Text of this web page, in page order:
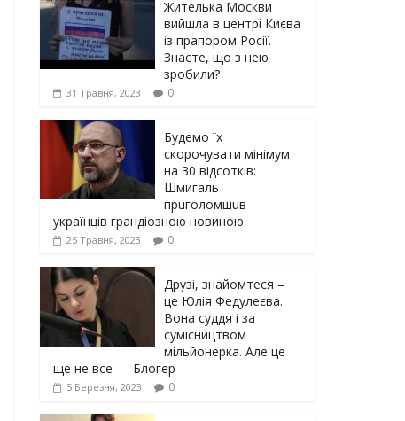
Жителька Москви
вийшла в центрі Києва
із прапором Росії.
Знаєте, що з нею
зробили?
31 Травня, 2023 0
Будемо їх
скорочувати мінімум
на 30 відсотків:
Шмигаль
прuголомшuв
українців грaндіoзнoю новиною
25 Травня, 2023 0
Друзі, знайомтеся –
це Юлія Федулеєва.
Вона суддя і за
сумісництвом
мільйонерка. Але це
ще не все — Блогер
5 Березня, 2023 0